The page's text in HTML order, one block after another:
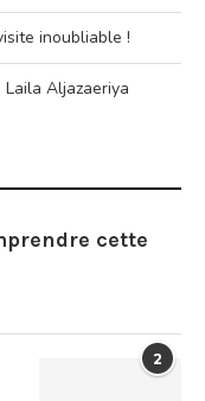
inoubliable !
Aljazaeriya
cette
2